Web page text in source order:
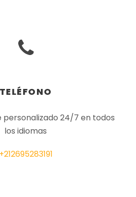
TELÉFONO
24/7 en todos
los idiomas
+212695283191